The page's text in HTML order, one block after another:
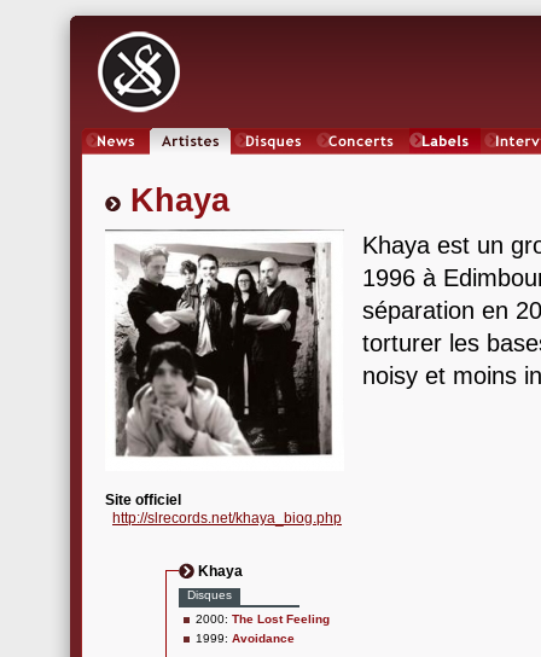
Khaya
Khaya est un
1996 à
séparation en
torturer les
noisy et moins
Site officiel
http://slrecords.net/khaya_biog.php
Khaya
Disques
2000: The Lost Feeling
1999: Avoidance